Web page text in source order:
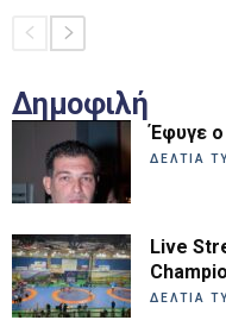
Δημοφιλή
Έφυγε
ΔΕΛΤΙΑ
Live
ΔΕΛΤΙΑ